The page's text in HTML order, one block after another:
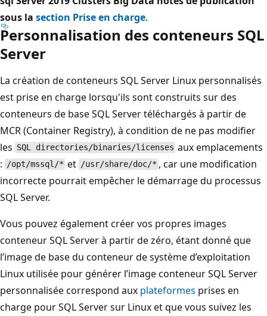
sous la section Prise en charge.
Personnalisation des conteneurs SQL
Server
La création de conteneurs SQL Server Linux personnalisés
est prise en charge lorsqu'ils sont construits sur des
conteneurs de base SQL Server téléchargés à partir de
MCR (Container Registry), à condition de ne pas modifier
les SQL directories/binaries/licenses aux emplacements
: /opt/mssql/* et /usr/share/doc/* , car une modification
incorrecte pourrait empêcher le démarrage du processus
SQL Server.
Vous pouvez également créer vos propres images
conteneur SQL Server à partir de zéro, étant donné que
l’image de base du conteneur de système d’exploitation
Linux utilisée pour générer l’image conteneur SQL Server
personnalisée correspond aux plateformes prises en
charge pour SQL Server sur Linux et que vous suivez les